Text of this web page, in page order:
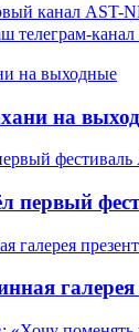
канал AST-
телеграм-
на
первый